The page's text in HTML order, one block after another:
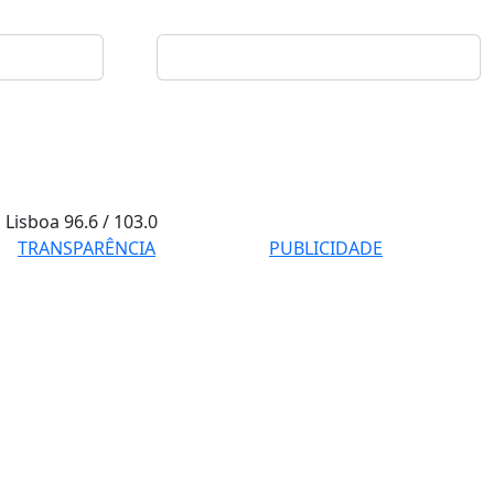
Lisboa96.6 / 103.0
TRANSPARÊNCIA
PUBLICIDADE